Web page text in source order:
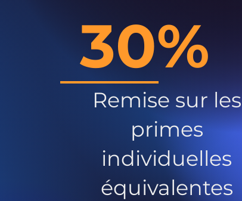
30%
Remise sur les
primes
individuelles
équivalentes